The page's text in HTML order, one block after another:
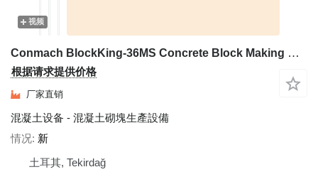
视频
Conmach BlockKing-36MS Concrete Block Making Machine -12.000 units/shift
根据请求提供价格
厂家直销
混凝土设备 - 混凝土砌塊生產設備
情况 新
土耳其, Tekirdağ